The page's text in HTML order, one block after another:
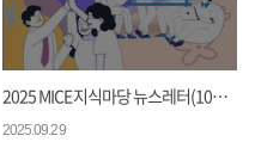
2025 MICE지식마당 뉴스레터(10월호) ...
2025.09.29